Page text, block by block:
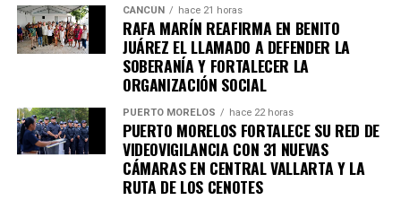
en tu teléfono.
Unirme al canal de WhatsApp
CANCÚN hace 21 horas
RAFA MARÍN REAFIRMA EN BENITO
JUÁREZ EL LLAMADO A DEFENDER LA
SOBERANÍA Y FORTALECER LA
ORGANIZACIÓN SOCIAL
PUERTO MORELOS hace 22 horas
PUERTO MORELOS FORTALECE SU RED DE
VIDEOVIGILANCIA CON 31 NUEVAS
CÁMARAS EN CENTRAL VALLARTA Y LA
RUTA DE LOS CENOTES